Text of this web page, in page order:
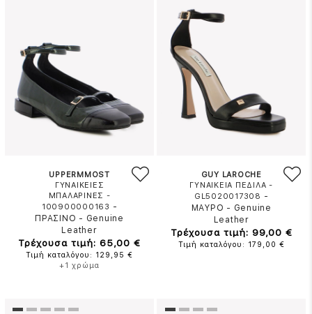
UPPERMMOST
ΓΥΝΑΙΚΕΙΕΣ
ΜΠΑΛΑΡΙΝΕΣ -
100900000163 -
ΠΡΑΣΙΝΟ - Genuine
Leather
Τρέχουσα τιμή: 65,00 €
Τιμή καταλόγου: 129,95 €
+1 χρώμα
GUY LAROCHE
ΓΥΝΑΙΚΕΙΑ ΠΕΔΙΛΑ -
GL5020017308 -
ΜΑΥΡΟ - Genuine
Leather
Τρέχουσα τιμή: 99,00 €
Τιμή καταλόγου: 179,00 €